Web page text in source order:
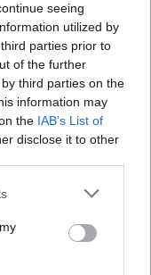
seeing
utilized by
parties prior to
of the further
third parties on the
information may
the IAB’s List of
disclose it to other
or more Google
You may click to
party tags to
in below Google
pour investir